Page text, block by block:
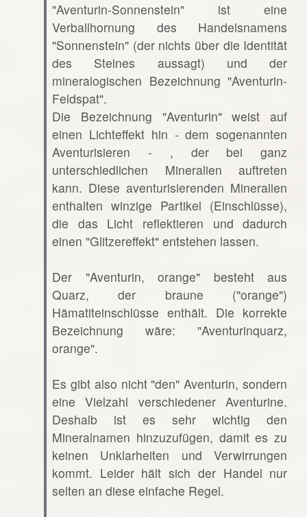
"Aventurin-Sonnenstein" ist eine
Verballhornung des Handelsnamens
"Sonnenstein" (der nichts über die Identität
des Steines aussagt) und der
mineralogischen Bezeichnung "Aventurin-
Feldspat".
Die Bezeichnung "Aventurin" weist auf
einen Lichteffekt hin - dem sogenannten
Aventurisieren - , der bei ganz
unterschiedlichen Mineralien auftreten
kann. Diese aventurisierenden Mineralien
enthalten winzige Partikel (Einschlüsse),
die das Licht reflektieren und dadurch
einen "Glitzereffekt" entstehen lassen.
Der "Aventurin, orange" besteht aus
Quarz, der braune ("orange")
Hämatiteinschlüsse enthält. Die korrekte
Bezeichnung wäre: "Aventurinquarz,
orange".
Es gibt also nicht "den" Aventurin, sondern
eine Vielzahl verschiedener Aventurine.
Deshalb ist es sehr wichtig den
Mineralnamen hinzuzufügen, damit es zu
keinen Unklarheiten und Verwirrungen
kommt. Leider hält sich der Handel nur
selten an diese einfache Regel.